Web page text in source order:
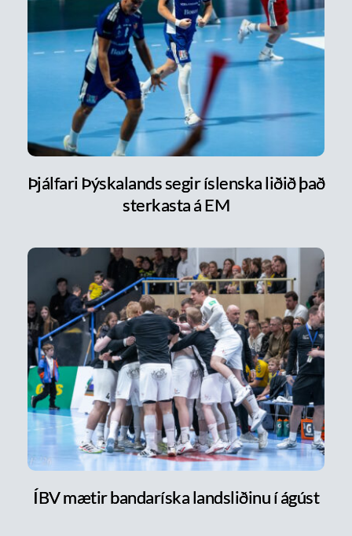
Þjálfari Þýskalands segir íslenska liðið það
sterkasta á EM
ÍBV mætir bandaríska landsliðinu í ágúst